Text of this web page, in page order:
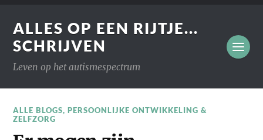
ALLES OP EEN RIJTJE...
SCHRIJVEN
Leven op het autismespectrum
ALLE BLOGS,PERSOONLIJKE ONTWIKKELING &
ZELFZORG